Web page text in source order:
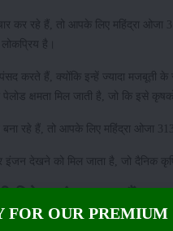
कर रहे हैं, तो आपके लिए महिंद्रा
है।
करते हैं, क्योंकि इन्हें ज्यादा मजबूती
क्षमता मिल जाती है, जो कि इसे
रहे हैं, तो आपके लिए महिंद्रा ओजा
देखने को मिल जाता है, जो दैनिक कृषि
क्या-क्या हैं ?
इंजन देखने को मिल जाता है, जो 32HP
FOR OUR PREMIUM